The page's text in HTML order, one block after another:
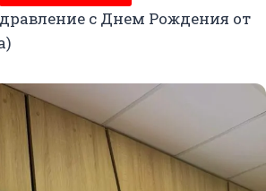
с Днем Рождения от